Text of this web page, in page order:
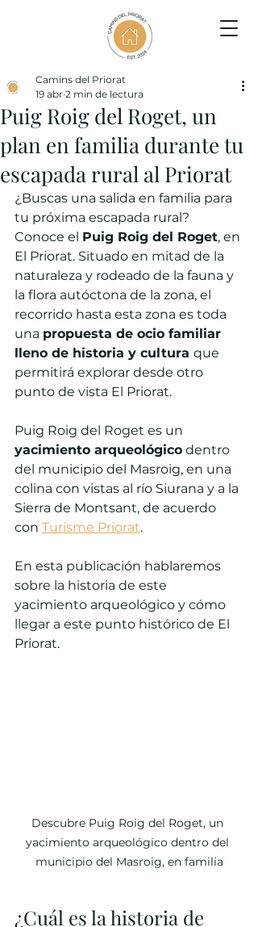
Puig Roig del Roget, un
plan en familia durante tu
escapada rural al Priorat
Camins del Priorat
19 abr 2 min de lectura
¿Buscas una salida en familia para
tu próxima escapada rural?
Conoce el Puig Roig del Roget, en
El Priorat. Situado en mitad de la
naturaleza y rodeado de la fauna y
la flora autóctona de la zona, el
recorrido hasta esta zona es toda
una propuesta de ocio familiar
lleno de historia y cultura que
permitirá explorar desde otro
punto de vista El Priorat.
Puig Roig del Roget es un
yacimiento arqueológico dentro
del municipio del Masroig, en una
colina con vistas al río Siurana y a la
Sierra de Montsant, de acuerdo
con Turisme Priorat.
En esta publicación hablaremos
sobre la historia de este
yacimiento arqueológico y cómo
llegar a este punto histórico de El
Priorat.
Descubre Puig Roig del Roget, un
yacimiento arqueológico dentro del
municipio del Masroig, en familia
¿Cuál es la historia de